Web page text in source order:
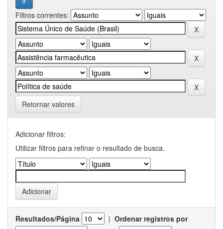
Filtros correntes:
Retornar valores
Adicionar filtros:
Utilizar filtros para refinar o resultado de busca.
Resultados/Página | Ordenar registros por